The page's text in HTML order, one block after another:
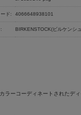
ード: 4066648938101
BIRKENSTOCK(ビルケンシ
ラーコーディネートされたデ